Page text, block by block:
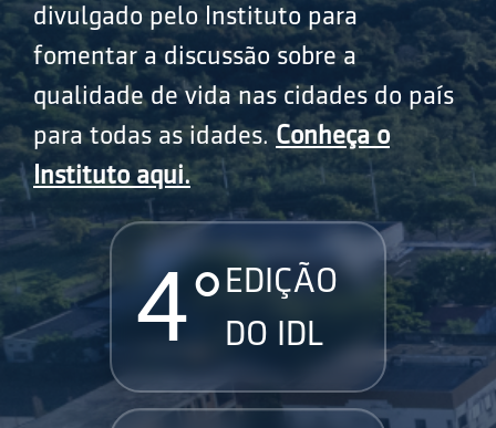
divulgado pelo Instituto para
fomentar a discussão sobre a
qualidade de vida nas cidades do país
para todas as idades.Conheça o
Instituto aqui.
4° EDIÇÃO
DO IDL